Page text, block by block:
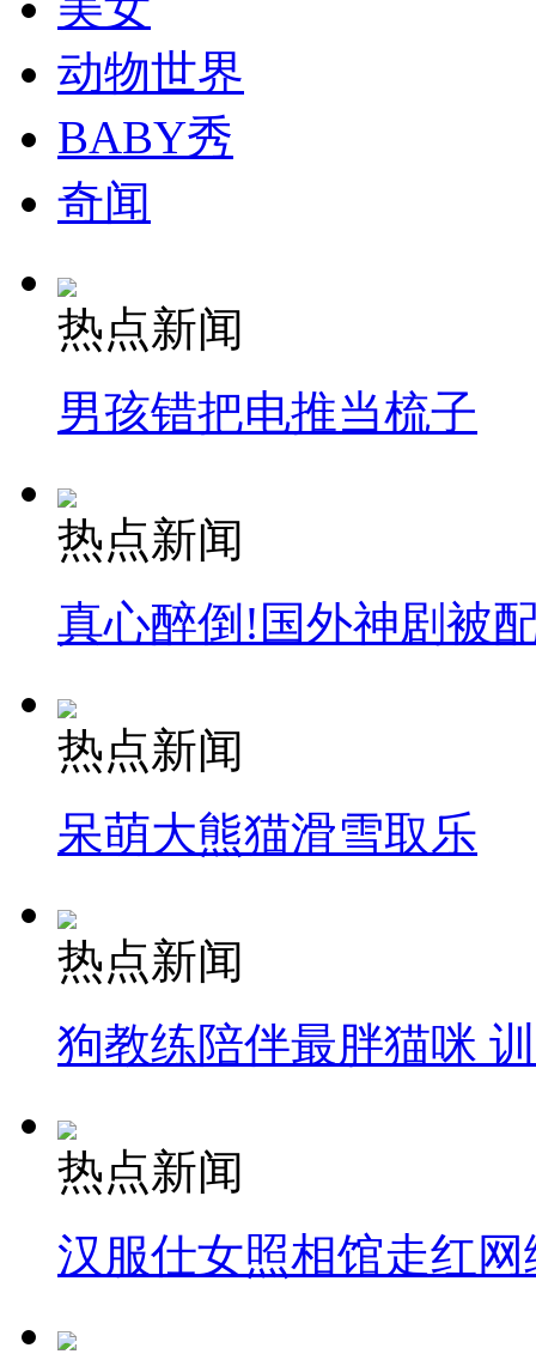
动物世界
BABY秀
奇闻
热点新闻
男孩错把电推当梳子
热点新闻
真心醉倒!国外神剧被
热点新闻
呆萌大熊猫滑雪取乐
热点新闻
狗教练陪伴最胖猫咪
热点新闻
汉服仕女照相馆走红网